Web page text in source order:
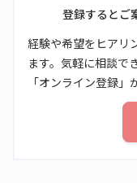
登録するとご
経験や希望をヒアリ
ます。気軽に相談で
「オンライン登録」